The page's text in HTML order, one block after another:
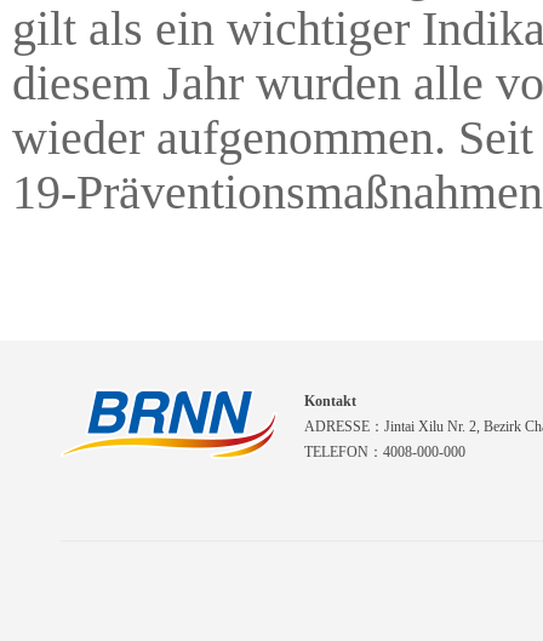
gilt als ein wichtiger
diesem Jahr wurden alle
wieder aufgenommen.
19-
Kontakt
ADRESSE：Jintai Xilu Nr. 2, Bezirk
TELEFON：4008-000-000